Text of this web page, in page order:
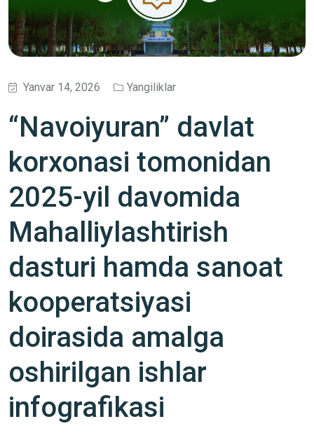
Yanvar 14, 2026 Yangiliklar
“Navoiyuran” davlat
korxonasi tomonidan
2025-yil davomida
Mahalliylashtirish
dasturi hamda sanoat
kooperatsiyasi
doirasida amalga
oshirilgan ishlar
infografikasi